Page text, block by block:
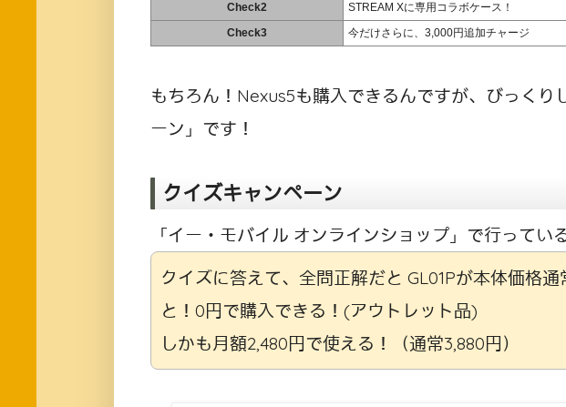
Check2
STREAM Xに専用コラボケース！
Check3
今だけさらに、3,000円追加チャージ
もちろん！Nexus5も購入できるんですが、びっくり
ーン」です！
クイズキャンペーン
「イー・モバイル オンラインショップ」で行ってい
クイズに答えて、全問正解だと GL01Pが本体価格
と！0円で購入できる！(アウトレット品)
しかも月額2,480円で使える！（通常3,880円）